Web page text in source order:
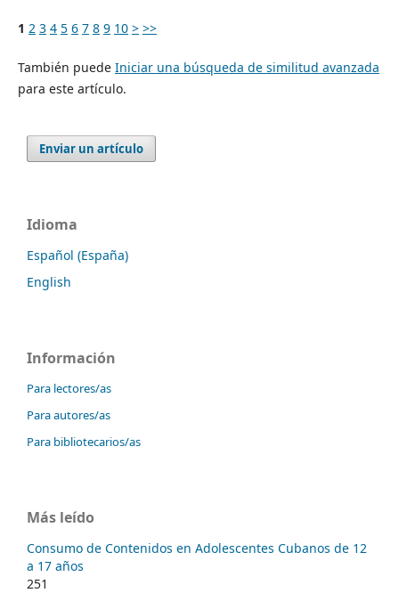
1 2 3 4 5 6 7 8 9 10 > >>
También puede Iniciar una búsqueda de similitud avanzada
para este artículo.
Enviar un artículo
Idioma
Español (España)
English
Información
Para lectores/as
Para autores/as
Para bibliotecarios/as
Más leído
Consumo de Contenidos en Adolescentes Cubanos de 12
a 17 años
251